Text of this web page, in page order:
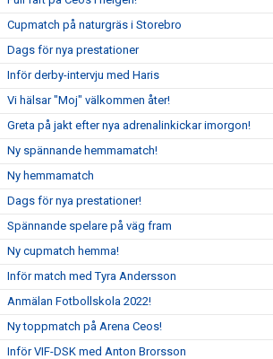
Cupmatch på naturgräs i Storebro
Dags för nya prestationer
Inför derby-intervju med Haris
Vi hälsar "Moj" välkommen åter!
Greta på jakt efter nya adrenalinkickar imorgon!
Ny spännande hemmamatch!
Ny hemmamatch
Dags för nya prestationer!
Spännande spelare på väg fram
Ny cupmatch hemma!
Inför match med Tyra Andersson
Anmälan Fotbollskola 2022!
Ny toppmatch på Arena Ceos!
Inför VIF-DSK med Anton Brorsson